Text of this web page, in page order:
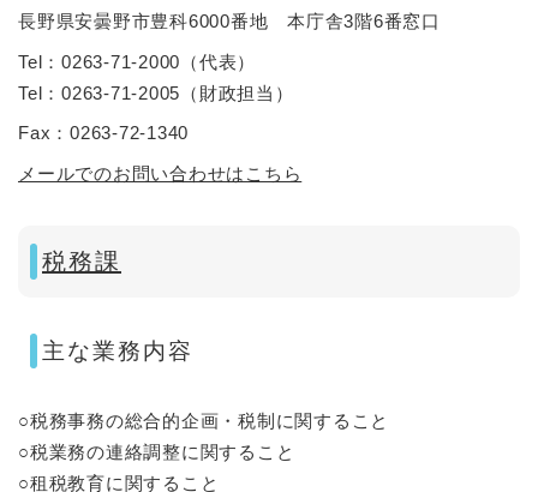
長野県安曇野市豊科6000番地 本庁舎3階6番窓口
Tel：0263-71-2000 （代表）
Tel：0263-71-2005 （ 財政担当 ）
Fax：0263-72-1340
メールでのお問い合わせはこちら
税務課
主な業務内容
○税務事務の総合的企画・税制に関すること
○税業務の連絡調整に関すること
○租税教育に関すること